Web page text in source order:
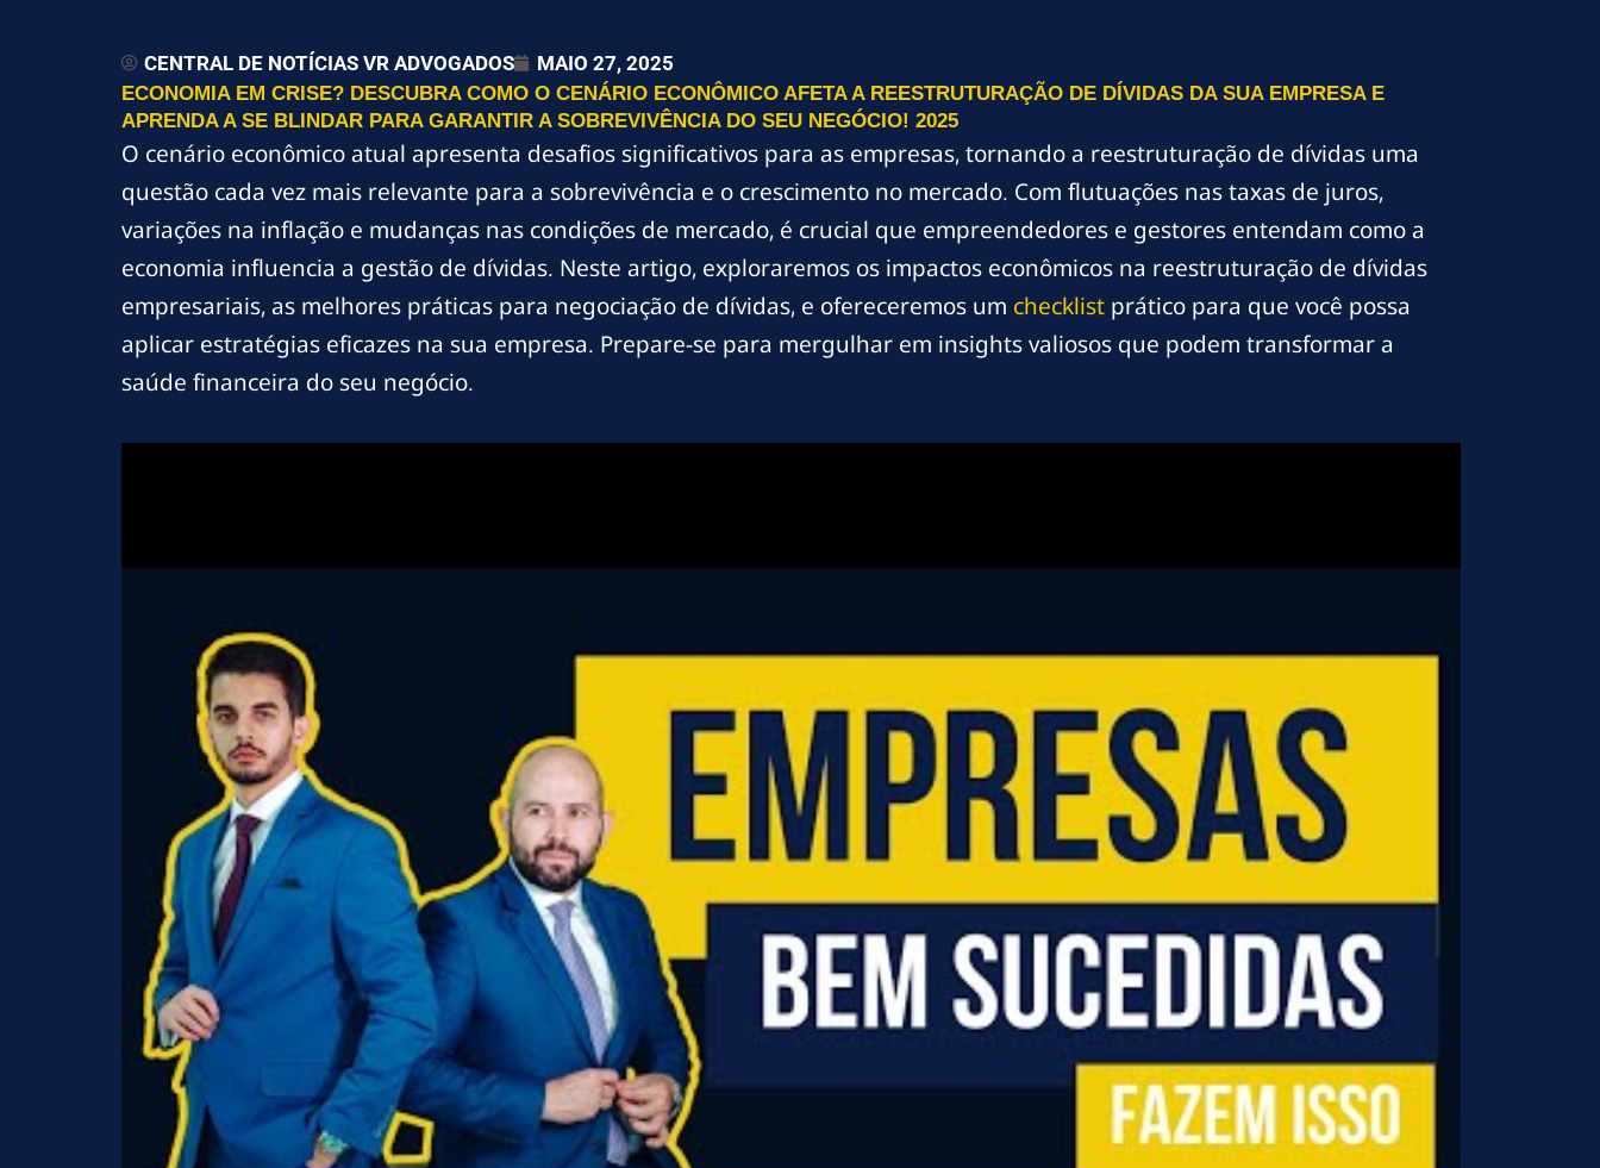
CENTRAL DE NOTÍCIAS VR ADVOGADOS MAIO 27, 2025
ECONOMIA EM CRISE? DESCUBRA COMO O CENÁRIO ECONÔMICO AFETA A REESTRUTURAÇÃO DE DÍVIDAS DA SUA EMPRESA E
APRENDA A SE BLINDAR PARA GARANTIR A SOBREVIVÊNCIA DO SEU NEGÓCIO! 2025
O cenário econômico atual apresenta desafios significativos para as empresas, tornando a reestruturação de dívidas uma
questão cada vez mais relevante para a sobrevivência e o crescimento no mercado. Com flutuações nas taxas de juros,
variações na inflação e mudanças nas condições de mercado, é crucial que empreendedores e gestores entendam como a
economia influencia a gestão de dívidas. Neste artigo, exploraremos os impactos econômicos na reestruturação de dívidas
empresariais, as melhores práticas para negociação de dívidas, e ofereceremos um checklist prático para que você possa
aplicar estratégias eficazes na sua empresa. Prepare-se para mergulhar em insights valiosos que podem transformar a
saúde financeira do seu negócio.